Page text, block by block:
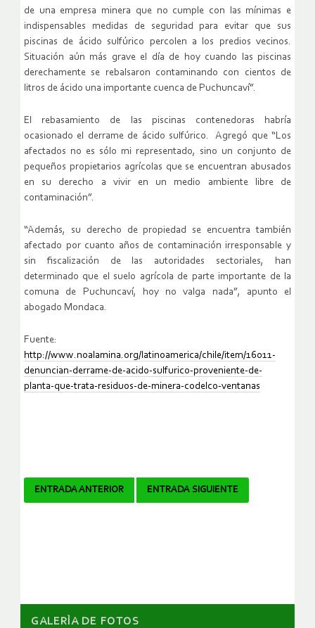
de una empresa minera que no cumple con las mínimas e
indispensables medidas de seguridad para evitar que sus
piscinas de ácido sulfúrico percolen a los predios vecinos.
Situación aún más grave el día de hoy cuando las piscinas
derechamente se rebalsaron contaminando con cientos de
litros de ácido una importante cuenca de Puchuncaví”.
El rebasamiento de las piscinas contenedoras habría
ocasionado el derrame de ácido sulfúrico. Agregó que “Los
afectados no es sólo mi representado, sino un conjunto de
pequeños propietarios agrícolas que se encuentran abusados
en su derecho a vivir en un medio ambiente libre de
contaminación”.
“Además, su derecho de propiedad se encuentra también
afectado por cuanto años de contaminación irresponsable y
sin fiscalización de las autoridades sectoriales, han
determinado que el suelo agrícola de parte importante de la
comuna de Puchuncaví, hoy no valga nada”, apunto el
abogado Mondaca.
Fuente:
http://www.noalamina.org/latinoamerica/chile/item/16011-
denuncian-derrame-de-acido-sulfurico-proveniente-de-
planta-que-trata-residuos-de-minera-codelco-ventanas
Navegador
ENTRADA ANTERIOR ENTRADA SIGUIENTE
GALERÌA DE FOTOS